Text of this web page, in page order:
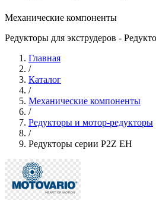
Механические компоненты
Редукторы для экструдеров -
Главная
/
Каталог
/
Механические компоненты
/
Редукторы и мотор-редукторы
/
Редукторы серии P2Z EH